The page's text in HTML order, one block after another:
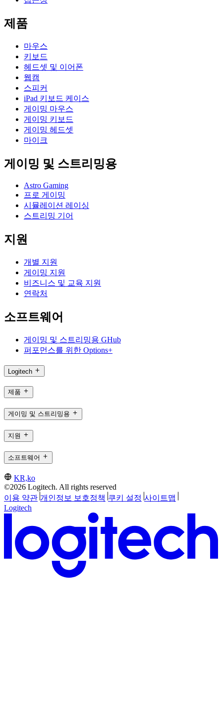
제품
마우스
키보드
헤드셋 및 이어폰
웹캠
스피커
iPad 키보드 케이스
게이밍 마우스
게이밍 키보드
게이밍 헤드셋
마이크
게이밍 및 스트리밍용
Astro Gaming
프로 게이밍
시뮬레이션 레이싱
스트리밍 기어
지원
개별 지원
게이밍 지원
비즈니스 및 교육 지원
연락처
소프트웨어
게이밍 및 스트리밍용 GHub
퍼포먼스를 위한 Options+
Logitech
제품
게이밍 및 스트리밍용
지원
소프트웨어
KR,ko
©2026 Logitech. All rights reserved
이용 약관 개인정보 보호정책 쿠키 설정 사이트맵
Logitech